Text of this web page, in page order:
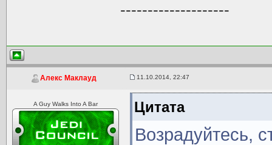
--------------------
Алекс Маклауд 11.10.2014, 22:47
A Guy Walks Into A Bar Цитата
Возрадуйтесь,